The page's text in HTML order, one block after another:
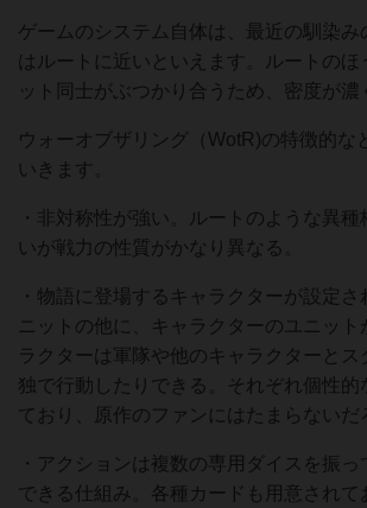
ゲームのシステム自体は、最近の馴染み
はルートに近いといえます。ルートのほ
ット同士がぶつかり合うため、密度が濃
ウォーオブザリング（WotR)の特徴的な
いきます。
・非対称性が強い。ルートのような異
いが戦力の性質がかなり異なる。
・物語に登場するキャラクターが設定さ
ニットの他に、キャラクターのユニッ
ラクターは軍隊や他のキャラクターと
独で行動したりできる。それぞれ個性的
ており、原作のファンにはたまらないだ
・アクションは複数の専用ダイスを振
できる仕組み。各種カードも用意されて